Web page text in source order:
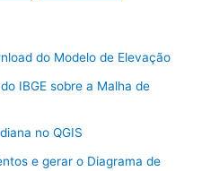
do Modelo de Elevação
IBGE sobre a Malha de
no QGIS
e gerar o Diagrama de